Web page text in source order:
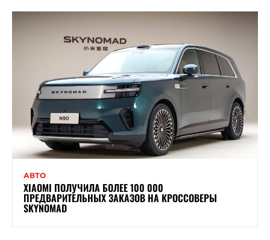
АВТО
XIAOMI ПОЛУЧИЛА БОЛЕЕ 100 000
ПРЕДВАРИТЕЛЬНЫХ ЗАКАЗОВ НА КРОССОВЕРЫ
SKYNOMAD